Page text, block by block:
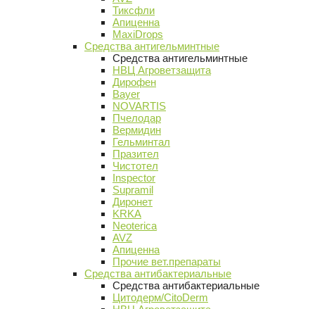
Тиксфли
Апиценна
MaxiDrops
Средства антигельминтные
Средства антигельминтные
НВЦ Агроветзащита
Дирофен
Bayer
NOVARTIS
Пчелодар
Вермидин
Гельминтал
Празител
Чистотел
Inspector
Supramil
Диронет
KRKA
Neoterica
AVZ
Апиценна
Прочие вет.препараты
Средства антибактериальные
Средства антибактериальные
Цитодерм/CitoDerm